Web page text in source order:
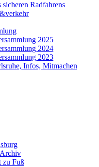
Radfahrens
2025
2024
2023
Infos, Mitmachen
zu Fuß